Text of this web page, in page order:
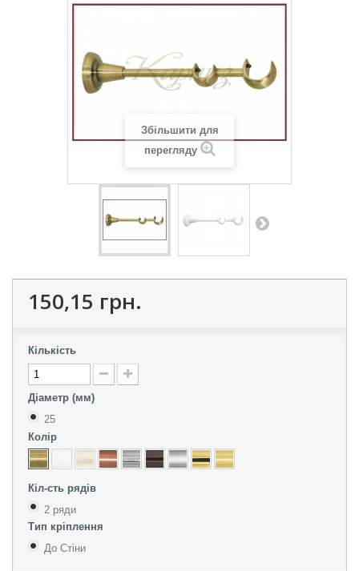
Збільшити для
перегляду
150,15 грн.
Кількість
Діаметр (мм)
25
Колір
Кіл-сть рядів
2 ряди
Тип кріплення
До Стіни